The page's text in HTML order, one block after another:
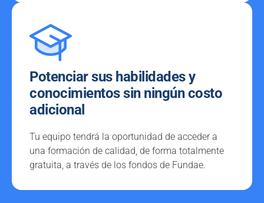
Potenciar sus habilidades y
conocimientos sin ningún costo
adicional
Tu equipo tendrá la oportunidad de acceder a
una formación de calidad, de forma totalmente
gratuita, a través de los fondos de Fundae.